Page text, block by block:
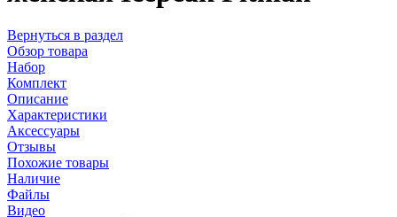
Вернуться в раздел
Обзор товара
Набор
Комплект
Описание
Характеристики
Аксессуары
Отзывы
Похожие товары
Наличие
Файлы
Видео